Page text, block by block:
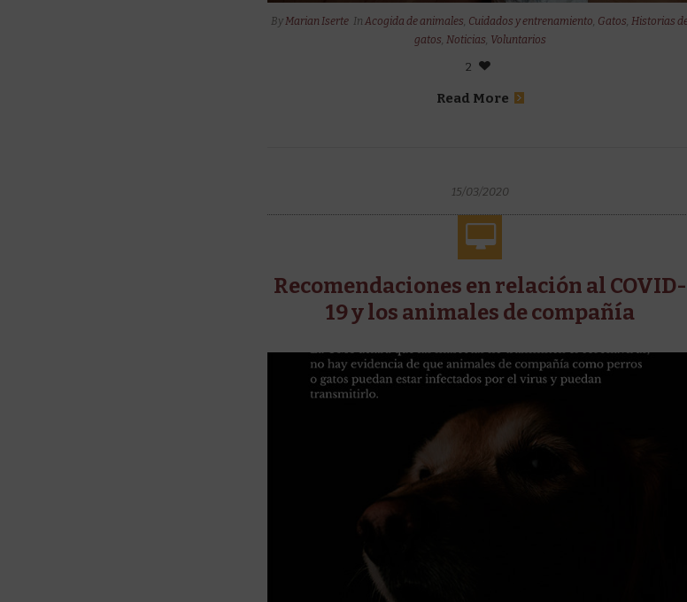
By Marian Iserte In Acogida de animales Cuidados y entrenamiento Gatos Historias
gatos Noticias Voluntarios
2
Read More
15/03/2020
Recomendaciones en relación al COVID-
19 y los animales de compañía